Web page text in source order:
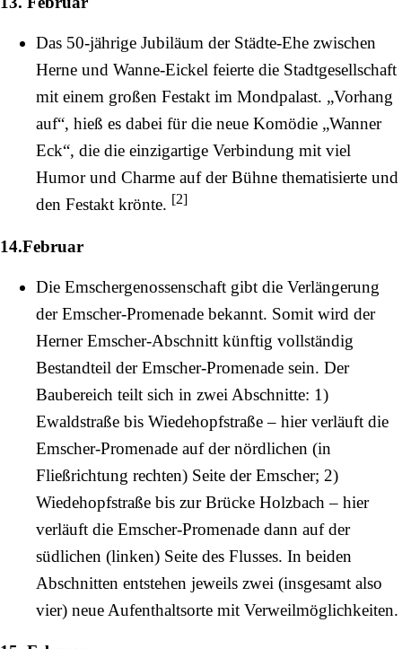
Das 50-jährige Jubiläum der Städte-Ehe zwischen
Herne und Wanne-Eickel feierte die Stadtgesellschaft
mit einem großen Festakt im Mondpalast. „Vorhang
auf“, hieß es dabei für die neue Komödie „Wanner
Eck“, die die einzigartige Verbindung mit viel
Humor und Charme auf der Bühne thematisierte und
den Festakt krönte. [2]
14.Februar
Die Emschergenossenschaft gibt die Verlängerung
der Emscher-Promenade bekannt. Somit wird der
Herner Emscher-Abschnitt künftig vollständig
Bestandteil der Emscher-Promenade sein. Der
Baubereich teilt sich in zwei Abschnitte: 1)
Ewaldstraße bis Wiedehopfstraße – hier verläuft die
Emscher-Promenade auf der nördlichen (in
Fließrichtung rechten) Seite der Emscher; 2)
Wiedehopfstraße bis zur Brücke Holzbach – hier
verläuft die Emscher-Promenade dann auf der
südlichen (linken) Seite des Flusses. In beiden
Abschnitten entstehen jeweils zwei (insgesamt also
vier) neue Aufenthaltsorte mit Verweilmöglichkeiten.